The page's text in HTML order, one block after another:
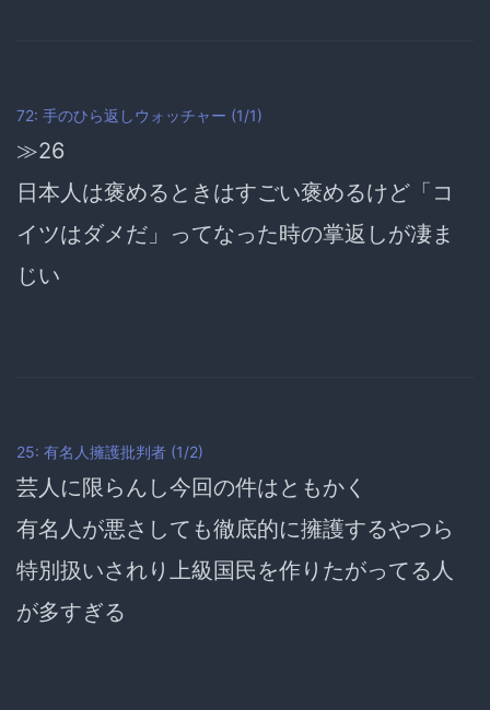
72: 手のひら返しウォッチャー (1/1)
≫26
日本人は褒めるときはすごい褒めるけど「コ
イツはダメだ」ってなった時の掌返しが凄ま
じい
25: 有名人擁護批判者 (1/2)
芸人に限らんし今回の件はともかく
有名人が悪さしても徹底的に擁護するやつら
特別扱いされり上級国民を作りたがってる人
が多すぎる